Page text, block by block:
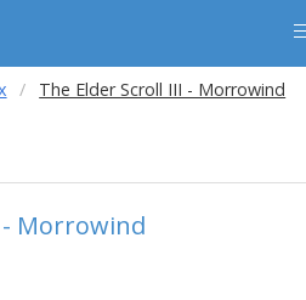
The Elder Scroll III - Morrowind
- Morrowind